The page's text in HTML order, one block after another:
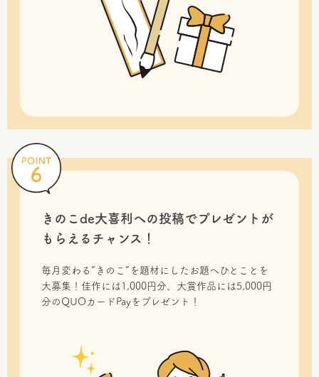
きのこde大喜利への投稿でプレゼントが
もらえるチャンス！
毎月変わる“きのこ”を題材にしたお題へひとことを
大募集！佳作には1,000円分、大賞作品には5,000円
分のQUOカードPayをプレゼント！